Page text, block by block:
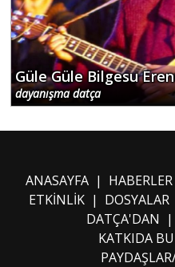
Güle Güle Bilgesu
dayanışma datça
ANASAYFA| HABERLER
ETKİNLİK| DOSYALAR
DATÇA'DAN |
KATKIDA